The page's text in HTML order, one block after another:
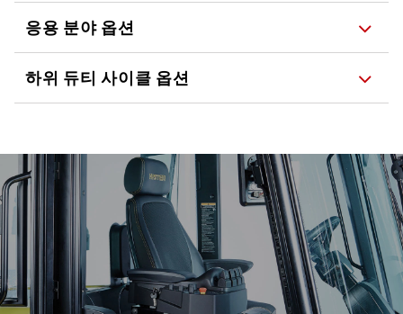
응용 분야 옵션
하위 듀티 사이클 옵션